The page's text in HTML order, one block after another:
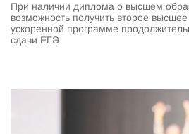
При наличии диплома о высшем
возможность получить второе
ускоренной программе
сдачи ЕГЭ